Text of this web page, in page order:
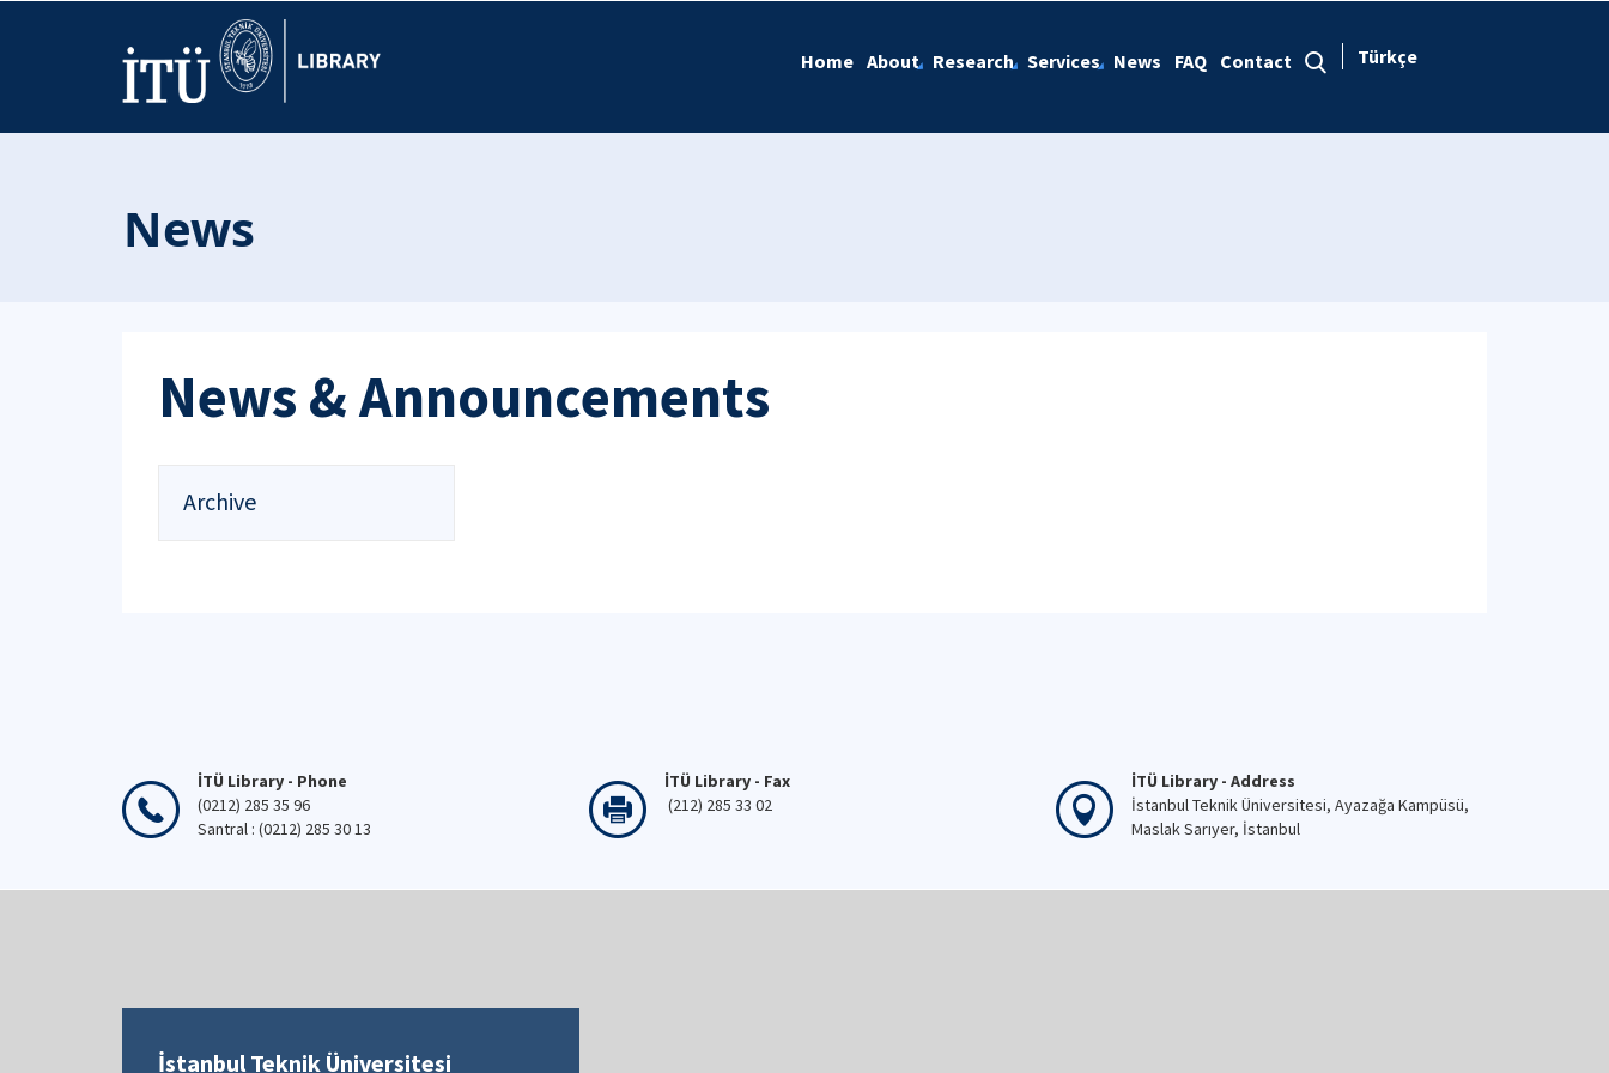
Home About Research Services News FAQ Contact Türkçe
News
News & Announcements
Archive
İTÜ Library - Phone
(0212) 285 35 96
Santral : (0212) 285 30 13
İTÜ Library - Fax
(212) 285 33 02
İTÜ Library - Address
İstanbul Teknik Üniversitesi, Ayazağa Kampüsü,
Maslak Sarıyer, İstanbul
İstanbul Teknik Üniversitesi